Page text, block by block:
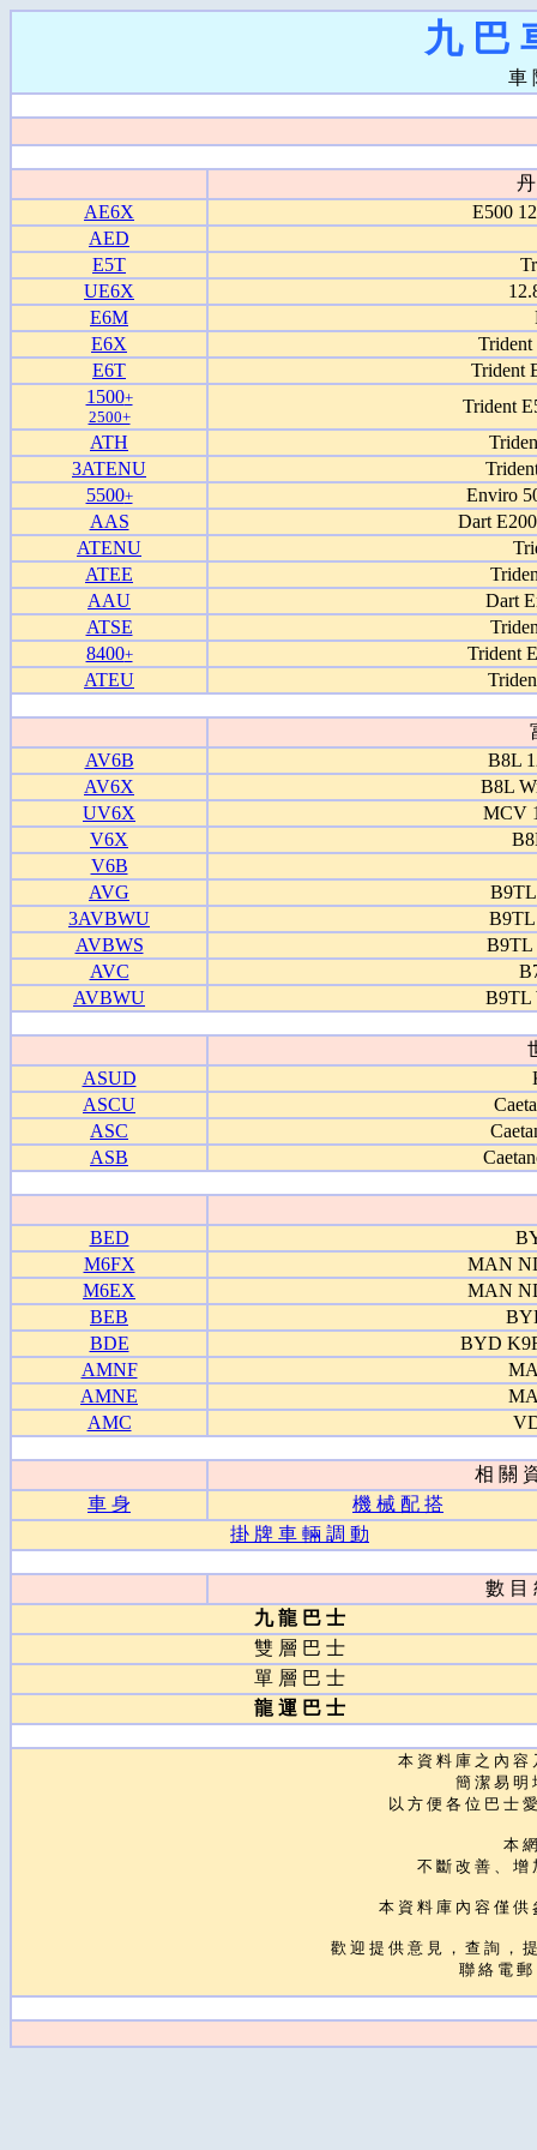
九 巴
車
AE6X
E500
AED
E5T
UE6X
E6M
E6X
E6T
Trident
1500+
2500+
Trident
ATH
3ATENU
5500+
Enviro
AAS
Dart
ATENU
ATEE
AAU
Dart
ATSE
8400+
Trident
ATEU
AV6B
B8L
AV6X
B8L
UV6X
MCV
V6X
V6B
AVG
3AVBWU
B9TL
AVBWS
B9TL
AVC
AVBWU
B9TL
ASUD
ASCU
ASC
ASB
BED
M6FX
MAN
M6EX
MAN
BEB
BDE
BYD
AMNF
AMNE
AMC
相 關
車 身
機 械 配 搭
掛 牌 車 輛 調 動
數 目
九 龍 巴 士
雙 層 巴 士
單 層 巴 士
龍 運 巴 士
本 資 料 庫 之 內 容
簡 潔 易 明
以 方 便 各 位 巴 士
本
不 斷 改 善 、 增
本 資 料 庫 內 容 僅 供
歡 迎 提 供 意 見 ， 查 詢 ，
聯 絡 電 郵